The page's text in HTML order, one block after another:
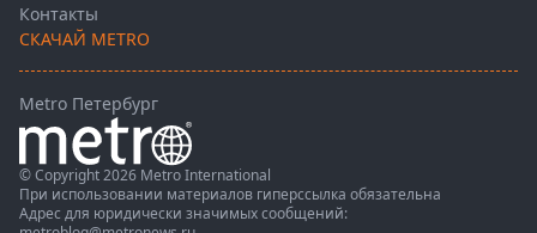
Контакты
СКАЧАЙ METRO
Metro Петербург
© Copyright 2026 Metro International
При использовании материалов гиперссылка обязательна
Адрес для юридически значимых сообщений: